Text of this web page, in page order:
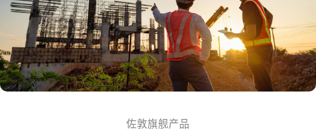
佐敦旗舰产品